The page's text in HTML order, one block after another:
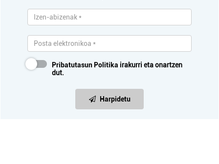
Pribatutasun Politika irakurri eta onartzen
dut.
Harpidetu